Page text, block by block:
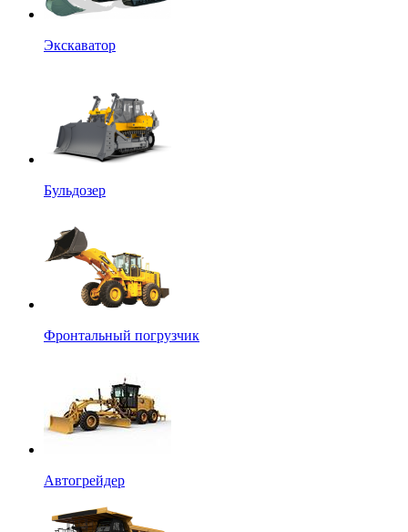
Экскаватор
Бульдозер
Фронтальный погрузчик
Автогрейдер